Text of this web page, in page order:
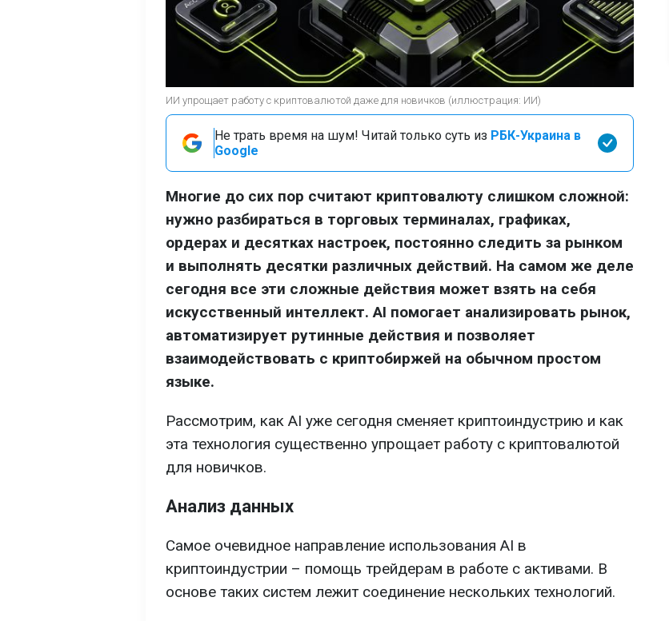
ИИ упрощает работу с криптовалютой даже для новичков (иллюстрация: ИИ)
Не трать время на шум! Читай только суть из РБК-Украина в
Google
Многие до сих пор считают криптовалюту слишком сложной:
нужно разбираться в торговых терминалах, графиках,
ордерах и десятках настроек, постоянно следить за рынком
и выполнять десятки различных действий. На самом же деле
сегодня все эти сложные действия может взять на себя
искусственный интеллект. AI помогает анализировать рынок,
автоматизирует рутинные действия и позволяет
взаимодействовать с криптобиржей на обычном простом
языке.
Рассмотрим, как AI уже сегодня сменяет криптоиндустрию и как
эта технология существенно упрощает работу с криптовалютой
для новичков.
Анализ данных
Самое очевидное направление использования AI в
криптоиндустрии – помощь трейдерам в работе с активами. В
основе таких систем лежит соединение нескольких технологий.